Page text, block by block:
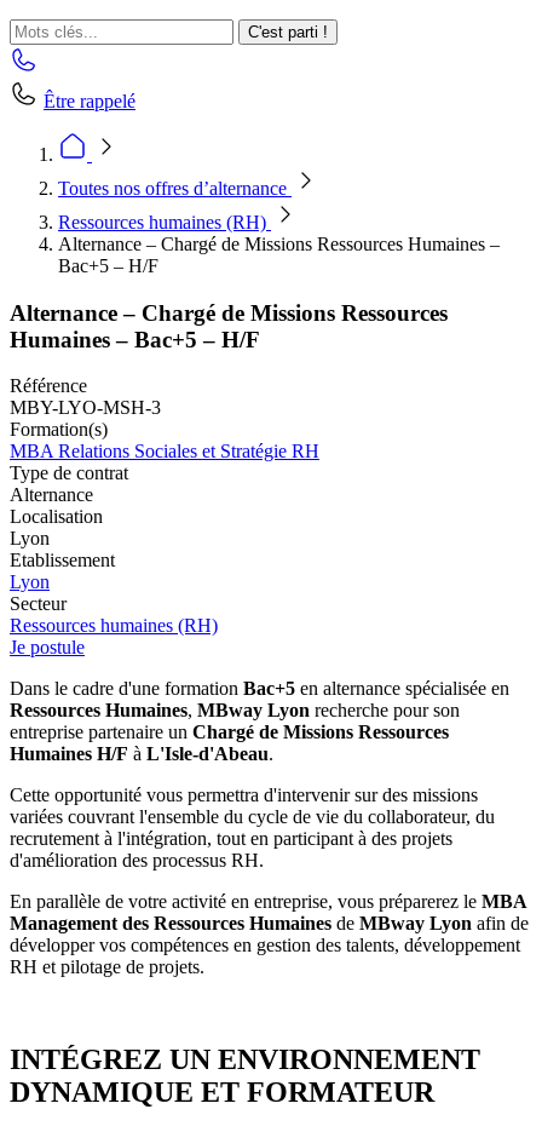
C'est parti !
Être rappelé
Toutes nos offres d’alternance
Ressources humaines (RH)
Alternance – Chargé de Missions Ressources Humaines –
Bac+5 – H/F
Alternance – Chargé de Missions Ressources
Humaines – Bac+5 – H/F
Référence
MBY-LYO-MSH-3
Formation(s)
MBA Relations Sociales et Stratégie RH
Type de contrat
Alternance
Localisation
Lyon
Etablissement
Lyon
Secteur
Ressources humaines (RH)
Je postule
Dans le cadre d'une formation Bac+5 en alternance spécialisée en
Ressources Humaines, MBway Lyon recherche pour son
entreprise partenaire un Chargé de Missions Ressources
Humaines H/F à L'Isle-d'Abeau.
Cette opportunité vous permettra d'intervenir sur des missions
variées couvrant l'ensemble du cycle de vie du collaborateur, du
recrutement à l'intégration, tout en participant à des projets
d'amélioration des processus RH.
En parallèle de votre activité en entreprise, vous préparerez le MBA
Management des Ressources Humaines de MBway Lyon afin de
développer vos compétences en gestion des talents, développement
RH et pilotage de projets.
INTÉGREZ UN ENVIRONNEMENT
DYNAMIQUE ET FORMATEUR